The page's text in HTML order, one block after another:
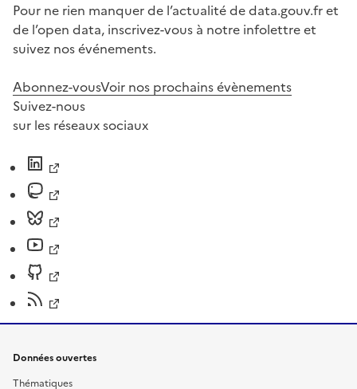
Pour ne rien manquer de l’actualité de data.gouv.fr et
de l’open data, inscrivez-vous à notre infolettre et
suivez nos événements.
Abonnez-vousVoir nos prochains évènements
Suivez-nous
sur les réseaux sociaux
Données ouvertes
Thématiques